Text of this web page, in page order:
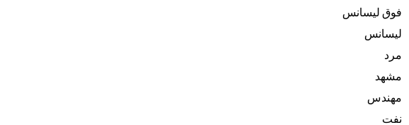
فوق لیسانس
لیسانس
مرد
مشهد
مهندس
نفت